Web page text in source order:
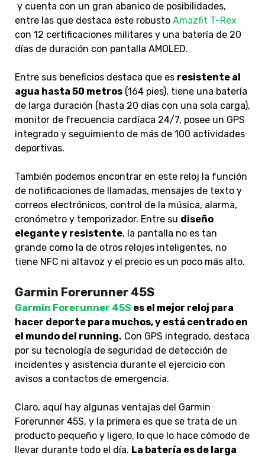
y cuenta con un gran abanico de posibilidades,
entre las que destaca este robusto Amazfit T-Rex
con 12 certificaciones militares y una batería de 20
días de duración con pantalla AMOLED.
Entre sus beneficios destaca que es resistente al
agua hasta 50 metros (164 pies), tiene una batería
de larga duración (hasta 20 días con una sola carga),
monitor de frecuencia cardíaca 24/7, posee un GPS
integrado y seguimiento de más de 100 actividades
deportivas.
También podemos encontrar en este reloj la función
de notificaciones de llamadas, mensajes de texto y
correos electrónicos, control de la música, alarma,
cronómetro y temporizador. Entre su diseño
elegante y resistente, la pantalla no es tan
grande como la de otros relojes inteligentes, no
tiene NFC ni altavoz y el precio es un poco más alto.
Garmin Forerunner 45S
Garmin Forerunner 45S es el mejor reloj para
hacer deporte para muchos, y está centrado en
el mundo del running. Con GPS integrado, destaca
por su tecnología de seguridad de detección de
incidentes y asistencia durante el ejercicio con
avisos a contactos de emergencia.
Claro, aquí hay algunas ventajas del Garmin
Forerunner 45S, y la primera es que se trata de un
producto pequeño y ligero, lo que lo hace cómodo de
llevar durante todo el día. La batería es de larga